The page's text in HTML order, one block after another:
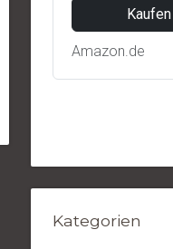
Kaufen
Amazon.de
Kategorien